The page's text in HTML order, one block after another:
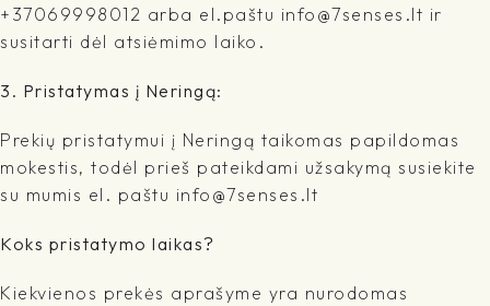
+37069998012 arba el.paštu info@7senses.lt ir
susitarti dėl atsiėmimo laiko.
3. Pristatymas į Neringą:
Prekių pristatymui į Neringą taikomas papildomas
mokestis, todėl prieš pateikdami užsakymą susiekite
su mumis el. paštu info@7senses.lt
Koks pristatymo laikas?
Kiekvienos prekės aprašyme yra nurodomas